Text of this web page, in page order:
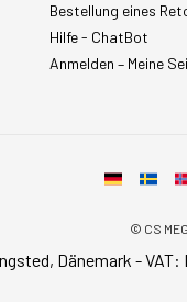
Bestellung eines
Hilfe - ChatBot
Anmelden – Meine
© CS
Dänemark -